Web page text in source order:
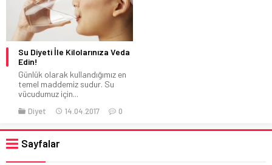
Su Diyeti İle Kilolarınıza Veda
Edin!
Günlük olarak kullandığımız en
temel maddemiz sudur. Su
vücudumuz için...
Diyet 14.04.2017 0
Sayfalar